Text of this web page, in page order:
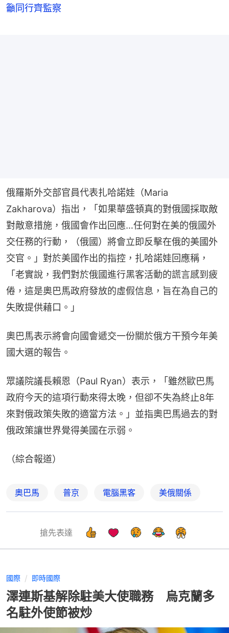
籲同行齊監察
俄羅斯外交部官員代表扎哈諾娃（Maria
Zakharova）指出，「如果華盛頓真的對俄國採取敵
對敵意措施，俄國會作出回應…任何對在美的俄國外
交任務的行動，（俄國）將會立即反擊在俄的美國外
交官。」對於美國作出的指控，扎哈諾娃回應稱，
「老實說，我們對於俄國進行黑客活動的謊言感到疲
倦，這是奧巴馬政府發放的虛假信息，旨在為自己的
失敗提供藉口。」
奧巴馬表示將會向國會遞交一份關於俄方干預今年美
國大選的報告。
眾議院議長賴恩（Paul Ryan）表示，「雖然歐巴馬
政府今天的這項行動來得太晚，但卻不失為終止8年
來對俄政策失敗的適當方法。」並指奧巴馬過去的對
俄政策讓世界覺得美國在示弱。
（綜合報道）
奧巴馬 普京 電腦黑客 美俄關係
搶先表達
國際 即時國際
澤連斯基解除駐美大使職務 烏克蘭多
名駐外使節被炒